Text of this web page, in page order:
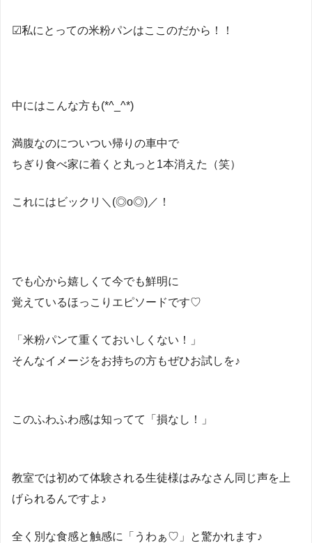
☑私にとっての米粉パンはここのだから！！
中にはこんな方も(*^_^*)
満腹なのについつい帰りの車中で
ちぎり食べ家に着くと丸っと1本消えた（笑）
これにはビックリ＼(◎o◎)／！
でも心から嬉しくて今でも鮮明に
覚えているほっこりエピソードです♡
「米粉パンて重くておいしくない！」
そんなイメージをお持ちの方もぜひお試しを♪
このふわふわ感は知ってて「損なし！」
教室では初めて体験される生徒様はみなさん同じ声を上
げられるんですよ♪
全く別な食感と触感に「うわぁ♡」と驚かれます♪